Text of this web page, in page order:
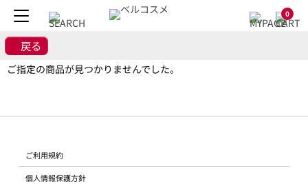
0
戻る
ご指定の商品が見つかりませんでした。
ご利用規約
個人情報保護方針